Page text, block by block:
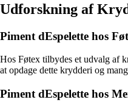
Udforskning af
Piment dEspelette hos
Hos Føtex tilbydes et udvalg af
at opdage dette krydderi og
Piment dEspelette hos